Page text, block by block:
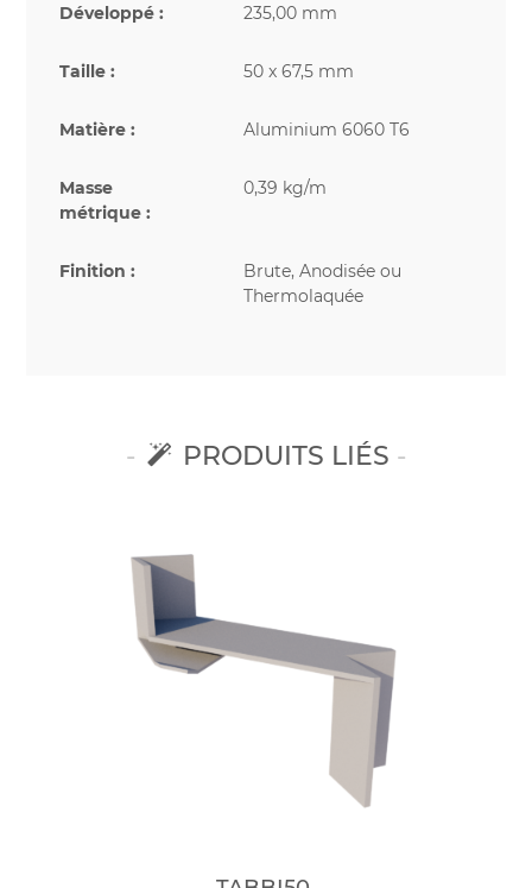
Développé : 235,00 mm
Taille : 50 x 67,5 mm
Matière : Aluminium 6060 T6
Masse
métrique :
0,39 kg/m
Finition :
Brute, Anodisée ou
Thermolaquée
PRODUITS LIÉS